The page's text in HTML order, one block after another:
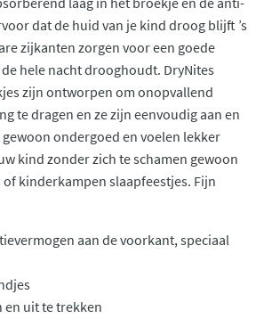
dat de huid van je kind droog blijft ’s
zijkanten zorgen voor een goede
hele nacht drooghoudt. DryNites
zijn ontworpen om onopvallend
te dragen en ze zijn eenvoudig aan en
ondergoed en voelen lekker
kind zonder zich te schamen gewoon
kinderkampen slaapfeestjes. Fijn
aan de voorkant, speciaal
en uit te trekken